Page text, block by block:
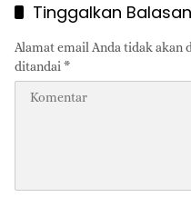
Tinggalkan Balasan
Alamat email Anda tidak akan
ditandai *